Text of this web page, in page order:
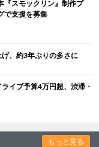
『スモックリン』制作プ
で支援を募集
、約3年ぶりの多さに
イブ予算4万円超、渋滞・
もっと見る